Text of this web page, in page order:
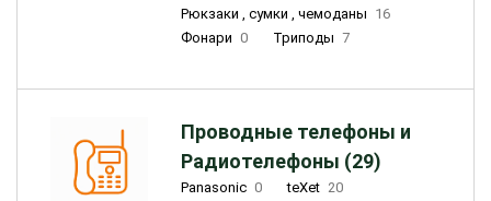
Рюкзаки , сумки , чемоданы 16
Фонари 0 Триподы 7
Проводные телефоны и
Радиотелефоны (29)
Panasonic 0 teXet 20